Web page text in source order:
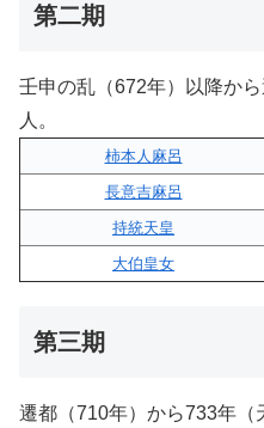
第二期
壬申の乱（672年）以降か
人。
柿本人麻呂
長意吉麻呂
持統天皇
大伯皇女
第三期
遷都（710年）から733年（